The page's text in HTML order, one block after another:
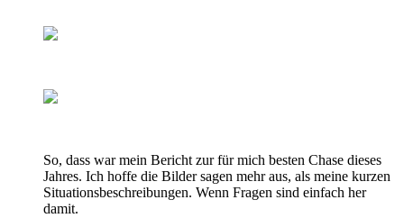
So, dass war mein Bericht zur für mich besten Chase dieses
Jahres. Ich hoffe die Bilder sagen mehr aus, als meine kurzen
Situationsbeschreibungen. Wenn Fragen sind einfach her
damit.